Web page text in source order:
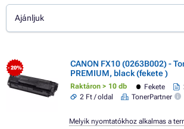
Ajánljuk
- 20%
CANON FX10 (0263B002) -
PREMIUM, black (fekete )
Raktáron > 10 db Fekete
2 Ft / oldal
TonerPartner
Melyik nyomtatókhoz alkalmas a